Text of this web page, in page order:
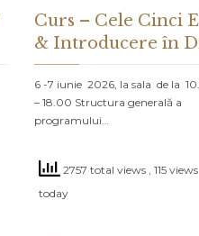
Curs – Cele Cinci
& Introducere în
6 -7 iunie 2026, la sala de la
– 18.00 Structura generală a
programului…
2757 total views , 115 views
today